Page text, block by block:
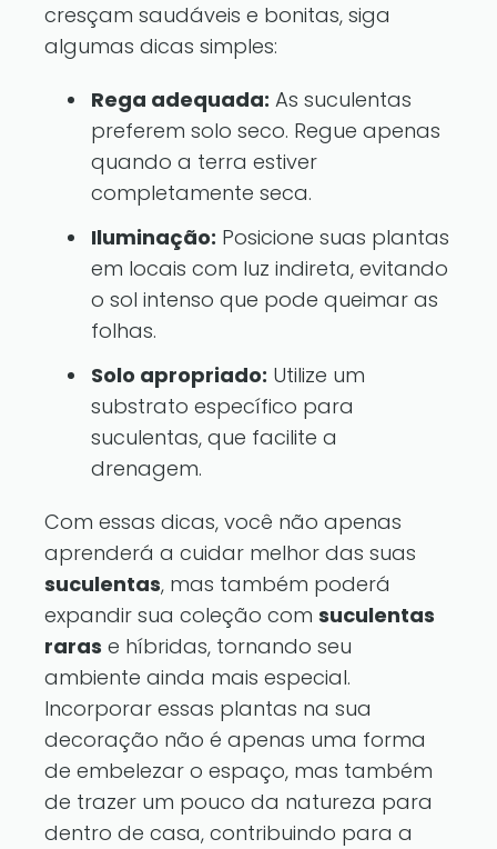
cresçam saudáveis e bonitas, siga
algumas dicas simples:
Rega adequada: As suculentas
preferem solo seco. Regue apenas
quando a terra estiver
completamente seca.
Iluminação: Posicione suas plantas
em locais com luz indireta, evitando
o sol intenso que pode queimar as
folhas.
Solo apropriado: Utilize um
substrato específico para
suculentas, que facilite a
drenagem.
Com essas dicas, você não apenas
aprenderá a cuidar melhor das suas
suculentas, mas também poderá
expandir sua coleção com suculentas
raras e híbridas, tornando seu
ambiente ainda mais especial.
Incorporar essas plantas na sua
decoração não é apenas uma forma
de embelezar o espaço, mas também
de trazer um pouco da natureza para
dentro de casa, contribuindo para a